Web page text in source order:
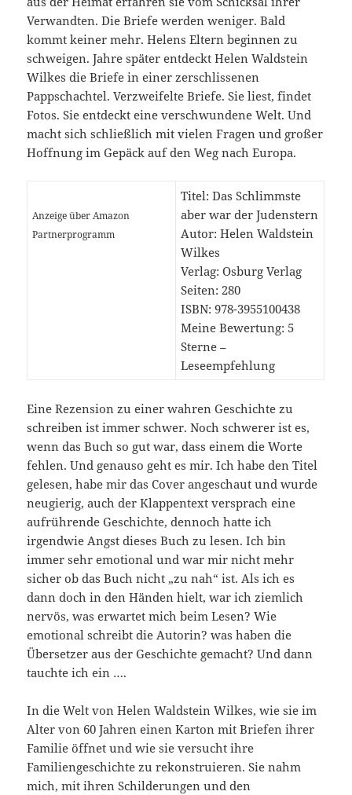
Verwandten. Die Briefe werden weniger. Bald
kommt keiner mehr. Helens Eltern beginnen zu
schweigen. Jahre später entdeckt Helen Waldstein
Wilkes die Briefe in einer zerschlissenen
Pappschachtel. Verzweifelte Briefe. Sie liest, findet
Fotos. Sie entdeckt eine verschwundene Welt. Und
macht sich schließlich mit vielen Fragen und großer
Hoffnung im Gepäck auf den Weg nach Europa.
Anzeige über Amazon
Partnerprogramm
Titel: Das Schlimmste
aber war der Judenstern
Autor: Helen Waldstein
Wilkes
Verlag: Osburg Verlag
Seiten: 280
ISBN: 978-3955100438
Meine Bewertung: 5
Sterne –
Leseempfehlung
Eine Rezension zu einer wahren Geschichte zu
schreiben ist immer schwer. Noch schwerer ist es,
wenn das Buch so gut war, dass einem die Worte
fehlen. Und genauso geht es mir. Ich habe den Titel
gelesen, habe mir das Cover angeschaut und wurde
neugierig, auch der Klappentext versprach eine
aufrührende Geschichte, dennoch hatte ich
irgendwie Angst dieses Buch zu lesen. Ich bin
immer sehr emotional und war mir nicht mehr
sicher ob das Buch nicht „zu nah“ ist. Als ich es
dann doch in den Händen hielt, war ich ziemlich
nervös, was erwartet mich beim Lesen? Wie
emotional schreibt die Autorin? was haben die
Übersetzer aus der Geschichte gemacht? Und dann
tauchte ich ein ….
In die Welt von Helen Waldstein Wilkes, wie sie im
Alter von 60 Jahren einen Karton mit Briefen ihrer
Familie öffnet und wie sie versucht ihre
Familiengeschichte zu rekonstruieren. Sie nahm
mich, mit ihren Schilderungen und den